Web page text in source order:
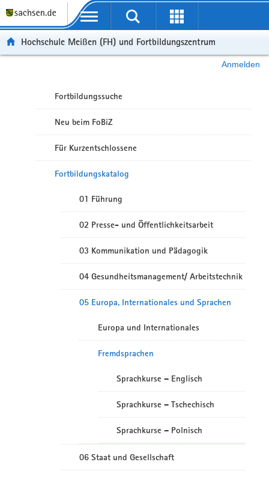
Portalübergreifende Navigation
Hochschule Meißen (FH) und Fortbildungszentrum
Anmelden
Fortbildungssuche
Neu beim FoBiZ
Für Kurzentschlossene
Fortbildungskatalog
01 Führung
02 Presse- und Öffentlichkeitsarbeit
03 Kommunikation und Pädagogik
04 Gesundheitsmanagement/ Arbeitstechnik
05 Europa, Internationales und Sprachen
Europa und Internationales
Fremdsprachen
Sprachkurse – Englisch
Sprachkurse – Tschechisch
Sprachkurse – Polnisch
06 Staat und Gesellschaft